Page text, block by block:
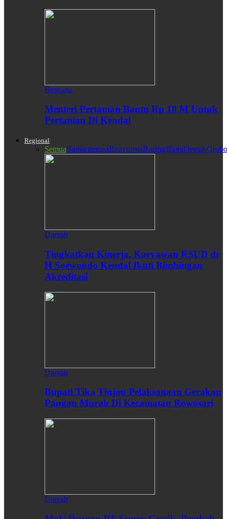
Bencana
Menteri Pertanian Bantu Rp 10 M Untuk
Pertanian Di Kendal
Regional
SemuaBanjarnegaraBanyumasBatangBloraDemak
Daerah
Tingkatkan Kinerja, Karyawan RSUD dr
H Soewondo Kendal Ikuti Bimbingan
Akreditasi
Daerah
Bupati Tika Tinjau Pelaksanaan Gerakan
Pangan Murah Di Kecamatan Rowosari
Daerah